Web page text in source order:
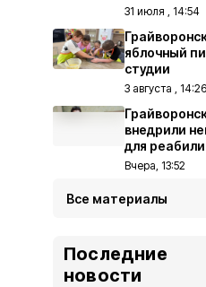
31 июля , 14:54
яблочный
студии
3 августа , 14:26
внедрили
для
Вчера, 13:52
Все материалы
Последние
новости